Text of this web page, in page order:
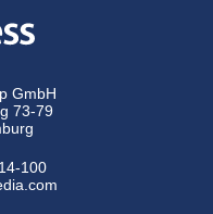
GmbH
73-79
100